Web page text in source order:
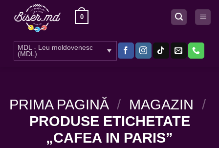
0
MDL - Leu moldovenesc
(MDL)
PRIMA PAGINĂ / MAGAZIN /
PRODUSE ETICHETATE
„CAFEA IN PARIS”